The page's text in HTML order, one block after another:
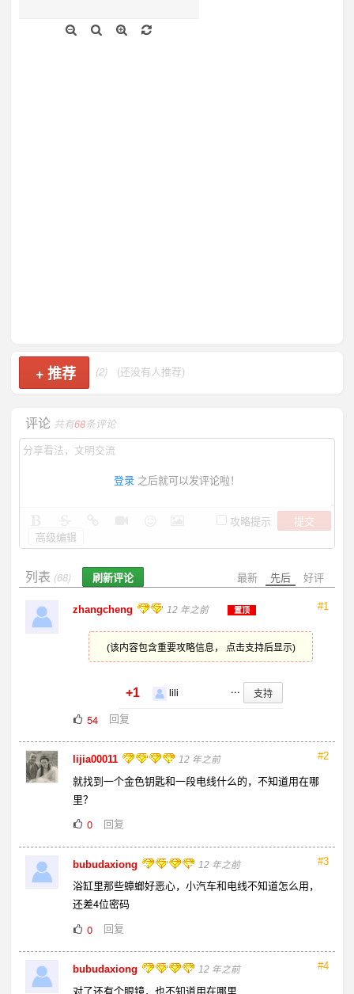
+推荐 (2) (还没有人推荐)
评论 共有68条评论
登录 之后就可以发评论啦！
攻略提示
提交
高级编辑
最新 先后 好评
列表 (68) 刷新评论
#1
zhangcheng 12 年之前 置顶
(该内容包含重要攻略信息， 点击支持后显示)
+1 lili ... 支持
54 回复
#2
lijia00011 12 年之前
就找到一个金色钥匙和一段电线什么的，不知道用在哪
里？
0
回复
#3
bubudaxiong 12 年之前
浴缸里那些蟑螂好恶心，小汽车和电线不知道怎么用，
还差4位密码
0
回复
#4
bubudaxiong 12 年之前
对了还有个眼镜，也不知道用在哪里